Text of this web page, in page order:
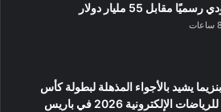
مقابل 55 مليار دولار
يشيد بالأجواء المذهلة لبطولة كأس
الإلكترونية 2026 في باريس